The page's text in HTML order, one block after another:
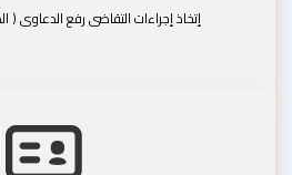
إتخاذ إجراءات التقاضى رفع الدعاوى (